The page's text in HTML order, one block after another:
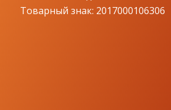
Товарный знак: 2017000106306